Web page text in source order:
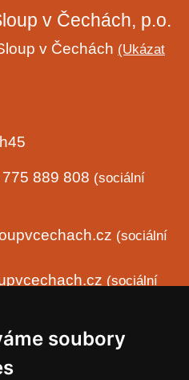
soubory
v Čechách, p.o.
v Čechách (Ukázat
775 889 808 (sociální
(sociální
(sociální
lidská práva a